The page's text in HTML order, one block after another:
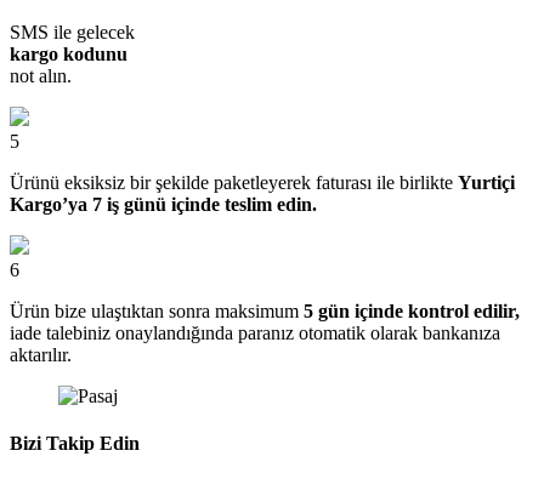
SMS ile gelecek
kargo kodunu
not alın.
5
Ürünü eksiksiz bir şekilde paketleyerek faturası ile birlikte Yurtiçi
Kargo’ya 7 iş günü içinde teslim edin.
6
Ürün bize ulaştıktan sonra maksimum 5 gün içinde kontrol edilir,
iade talebiniz onaylandığında paranız otomatik olarak bankanıza
aktarılır.
Bizi Takip Edin